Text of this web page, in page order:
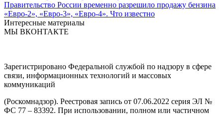
Правительство России временно разрешило продажу бензина
«Евро-2», «Евро-3», «Евро-4». Что известно
Интересные материалы
МЫ ВКОНТАКТЕ
Зарегистрировано Федеральной службой по надзору в сфере
связи, информационных технологий и массовых
коммуникаций
(Роскомнадзор). Реестровая запись от 07.06.2022 серия ЭЛ №
ФС 77 – 83392. При использовании, полном или частичном